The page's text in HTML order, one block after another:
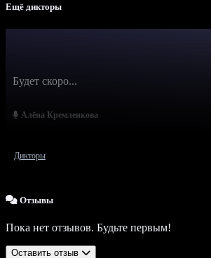
Ещё дикторы
Алёна Кремленкова
Будет скоро...
Дикторы
Отзывы
Пока нет отзывов. Будьте первым!
Оставить отзыв